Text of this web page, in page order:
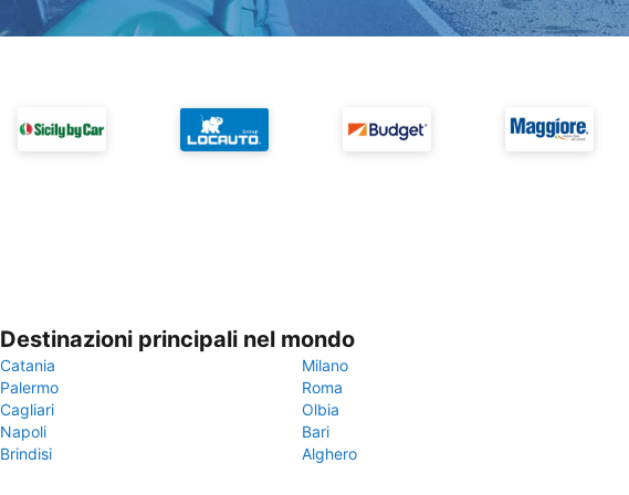
Destinazioni principali nel mondo
Catania
Milano
Palermo
Roma
Cagliari
Olbia
Napoli
Bari
Brindisi
Alghero